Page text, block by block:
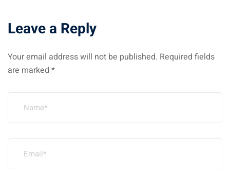
Leave a Reply
Your email address will not be published. Required fields
are marked *